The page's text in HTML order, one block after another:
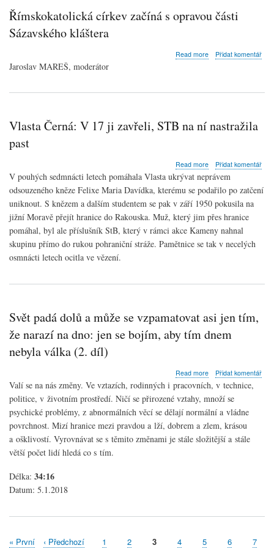
Římskokatolická církev začíná s opravou části
Sázavského kláštera
Read moreabout
s
Sázavského
Přidat komentář
Jaroslav MAREŠ, moderátor
Vlasta Černá: V 17 ji zavřeli, STB na ní nastražila
past
Read moreabout
Vlasta
V
17
ji
STB
na
Přidat komentář
V pouhých sedmnácti letech pomáhala Vlasta ukrývat neprávem
odsouzeného kněze Felixe Maria Davídka, kterému se podařilo po zatčení
uniknout. S knězem a dalším studentem se pak v září 1950 pokusila na
jižní Moravě přejít hranice do Rakouska. Muž, který jim přes hranice
pomáhal, byl ale příslušník StB, který v rámci akce Kameny nahnal
skupinu přímo do rukou pohraniční stráže. Pamětnice se tak v necelých
osmnácti letech ocitla ve vězení.
Svět padá dolů a může se vzpamatovat asi jen tím,
že narazí na dno: jen se bojím, aby tím dnem
nebyla válka (2. díl)
Read moreabout
Svět
padá
dolů
a
může
se
vzpamatovat
dno:
Přidat komentář
Valí se na nás změny. Ve vztazích, rodinných i pracovních, v technice,
politice, v životním prostředí. Ničí se přirozené vztahy, množí se
psychické problémy, z abnormálních věcí se dělají normální a vládne
povrchnost. Mizí hranice mezi pravdou a lží, dobrem a zlem, krásou
a ošklivostí. Vyrovnávat se s těmito změnami je stále složitější a stále
větší počet lidí hledá co s tím.
Délka: 34:16
Datum: 5.1.2018
First
« První
Předchozí
‹ Předchozí Stránka
1 Stránka
2
Aktuální
3 Stránka
4 Stránka
5 Stránka
6
7